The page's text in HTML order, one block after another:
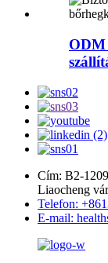
ODM
Cím: B2-
Liaocheng
Telefon:
E-mail: